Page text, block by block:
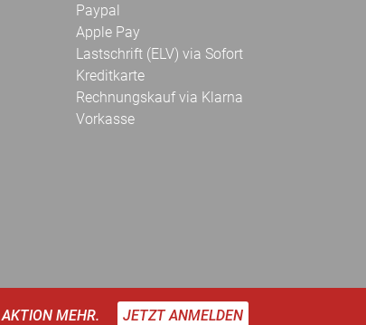
Paypal
Apple Pay
Lastschrift (ELV) via Sofort
Kreditkarte
Rechnungskauf via Klarna
Vorkasse
MEHR. JETZT ANMELDEN